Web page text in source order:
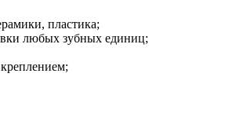
пластика;
любых зубных единиц;